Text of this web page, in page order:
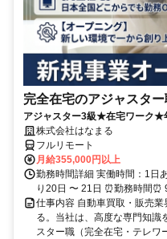
完全在宅のアジャスター
アジャスター3級★在宅ワーク
株式会社はなまる
フルリモート
月給355,000円以上
勤務時間詳細 実働時間：1日
り20日 〜 21日 ⏰勤務時間⏰
仕事内容 自動車買取・販売
る。当社は、高度な専門知識
スター職（完全在宅・テレワ